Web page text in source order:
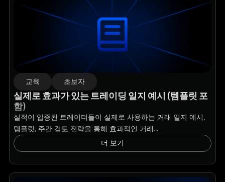
교육 초보자
실제로 효과가 있는 트레이딩 일지 예시 (템플릿 포
함)
실적이 입증된 트레이더들이 실제로 사용하는 거래 일지 예시,
템플릿, 주간 검토 전략을 통해 효과적인 거래...
더 보기